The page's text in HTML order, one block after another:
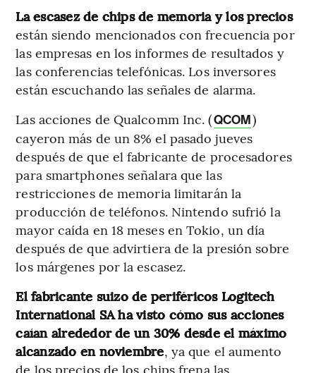
La escasez de chips de memoria y los precios
están siendo mencionados con frecuencia por
las empresas en los informes de resultados y
las conferencias telefónicas. Los inversores
están escuchando las señales de alarma.
Las acciones de Qualcomm Inc. (QCOM)
cayeron más de un 8% el pasado jueves
después de que el fabricante de procesadores
para smartphones señalara que las
restricciones de memoria limitarán la
producción de teléfonos. Nintendo sufrió la
mayor caída en 18 meses en Tokio, un día
después de que advirtiera de la presión sobre
los márgenes por la escasez.
El fabricante suizo de periféricos Logitech
International SA ha visto cómo sus acciones
caían alrededor de un 30% desde el máximo
alcanzado en noviembre, ya que el aumento
de los precios de los chips frena las